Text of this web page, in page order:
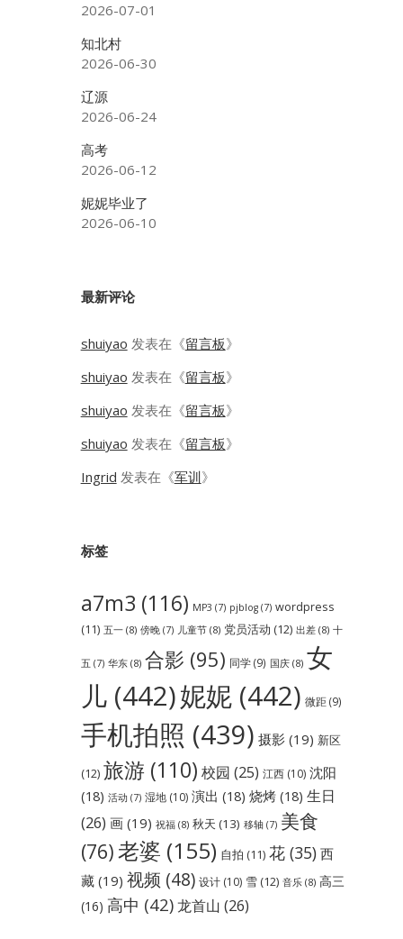
2026-07-01
知北村
2026-06-30
辽源
2026-06-24
高考
2026-06-12
妮妮毕业了
2026-06-10
最新评论
shuiyao 发表在《留言板》
shuiyao 发表在《留言板》
shuiyao 发表在《留言板》
shuiyao 发表在《留言板》
Ingrid 发表在《军训》
标签
a7m3 (116) MP3 (7) pjblog(7) wordpress
(11) 五一(8) 傍晚(7) 儿童节(8) 党员活动 (12) 出差(8) 十
五 (7) 华东(8) 合影 (95) 同学(9) 国庆(8) 女
儿(442)妮妮(442) 微距(9)
手机拍照 (439) 摄影(19) 新区
(12) 旅游(110) 校园 (25) 江西(10) 沈阳
(18) 活动 (7) 湿地(10) 演出 (18) 烧烤(18) 生日
(26) 画(19) 祝福(8) 秋天 (13) 移轴(7) 美食
(76)老婆 (155) 自拍 (11) 花(35) 西
藏(19) 视频 (48) 设计(10) 雪(12) 音乐(8) 高三
(16) 高中 (42)龙首山 (26)